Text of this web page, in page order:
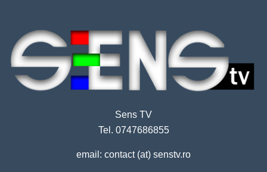
Sens TV
Tel. 0747686855
email: contact (at) senstv.ro